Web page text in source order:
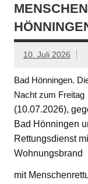
10. Juli 2026
Bad Hönningen.
Nacht zum Freitag
(10.07.2026),
Bad Hönningen
Rettungsdienst
Wohnungsbrand
mit